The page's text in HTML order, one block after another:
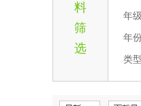
料
筛
选
年
年
类